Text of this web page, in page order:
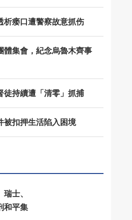
析瘘口遭警察故意抓伤
體集會，紀念烏魯木齊事
徒持續遭「清零」抓捕
被扣押生活陷入困境
士、
和平集